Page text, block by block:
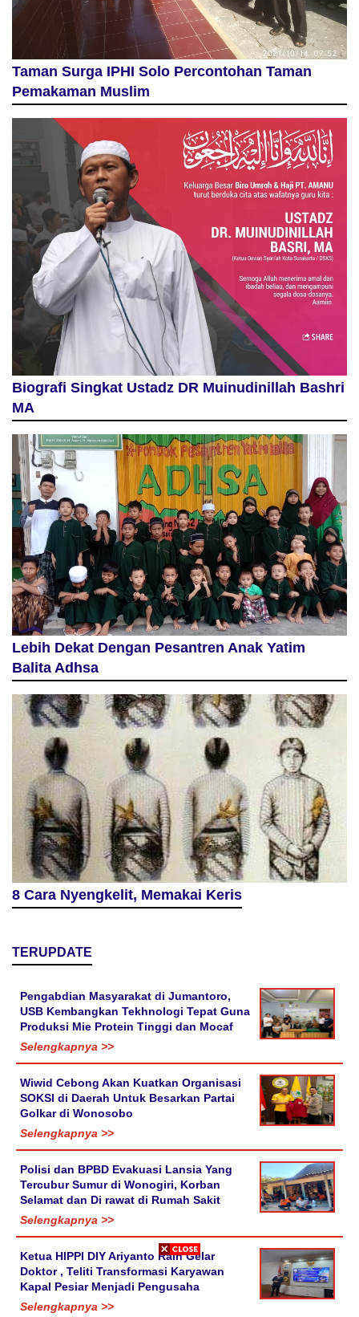
Taman Surga IPHI Solo Percontohan Taman
Pemakaman Muslim
Biografi Singkat Ustadz DR Muinudinillah Bashri
MA
Lebih Dekat Dengan Pesantren Anak Yatim
Balita Adhsa
8 Cara Nyengkelit, Memakai Keris
TERUPDATE
Pengabdian Masyarakat di Jumantoro,
USB Kembangkan Tekhnologi Tepat Guna
Produksi Mie Protein Tinggi dan Mocaf
Selengkapnya >>
Wiwid Cebong Akan Kuatkan Organisasi
SOKSI di Daerah Untuk Besarkan Partai
Golkar di Wonosobo
Selengkapnya >>
Polisi dan BPBD Evakuasi Lansia Yang
Tercubur Sumur di Wonogiri, Korban
Selamat dan Di rawat di Rumah Sakit
Selengkapnya >>
Ketua HIPPI DIY Ariyanto Raih Gelar
Doktor , Teliti Transformasi Karyawan
Kapal Pesiar Menjadi Pengusaha
Selengkapnya >>